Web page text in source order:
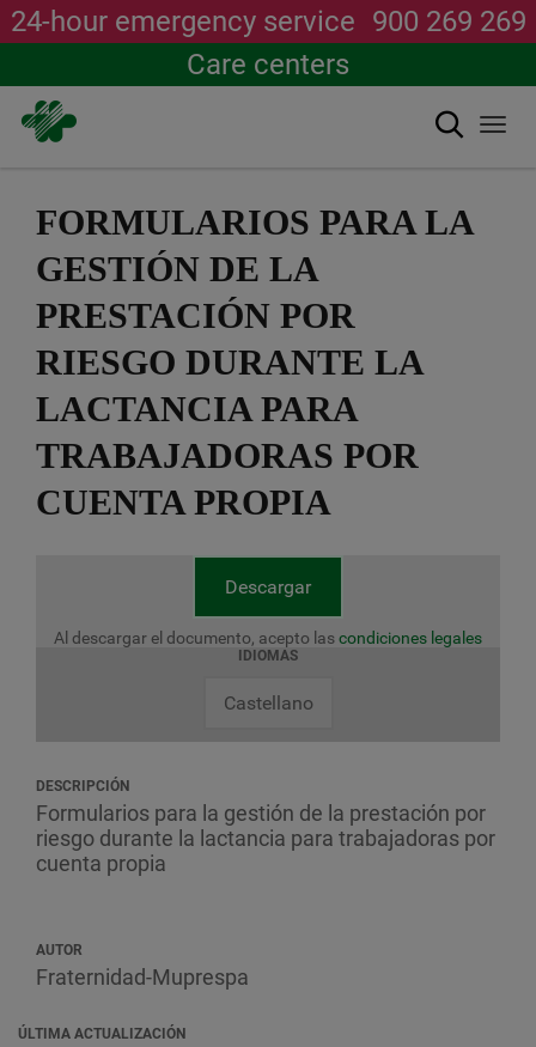
24-hour emergency service 900 269 269
Care centers
Search
FORMULARIOS PARA LA
GESTIÓN DE LA
PRESTACIÓN POR
RIESGO DURANTE LA
LACTANCIA PARA
TRABAJADORAS POR
CUENTA PROPIA
Descargar
Al descargar el documento, acepto lascondiciones legales
IDIOMAS
Castellano
DESCRIPCIÓN
Formularios para la gestión de la prestación por
riesgo durante la lactancia para trabajadoras por
cuenta propia
AUTOR
Fraternidad-Muprespa
ÚLTIMA ACTUALIZACIÓN